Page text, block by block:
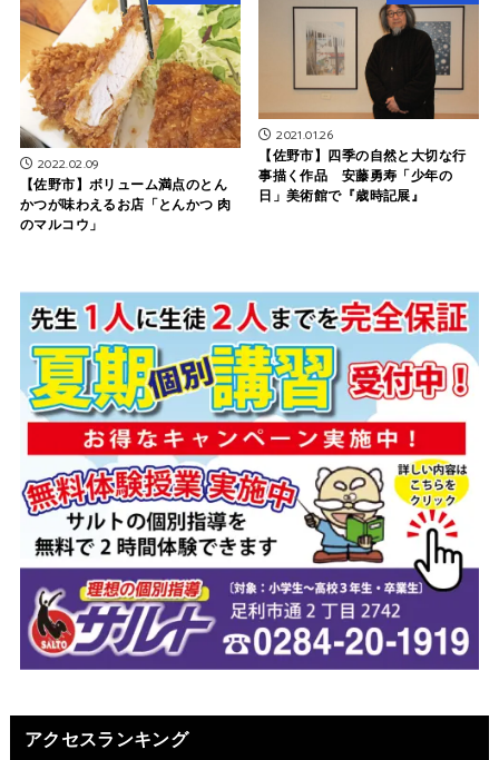
2022.02.09
【佐野市】ボリューム満点のとん
かつが味わえるお店「とんかつ 肉
のマルコウ」
2021.01.26
【佐野市】四季の自然と大切な行
事描く作品 安藤勇寿「少年の
日」美術館で『歳時記展』
アクセスランキング